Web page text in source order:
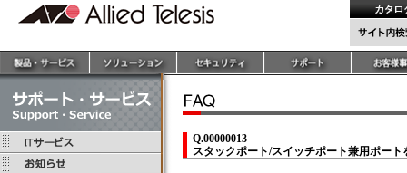
Q.00000013
スタックポート/スイッチポート兼用ポー